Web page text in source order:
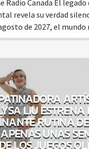
Radio Canada El legado
revela su verdad
de 2027, el
LIU
RUTINA
UNAS
LOS JUEGOS